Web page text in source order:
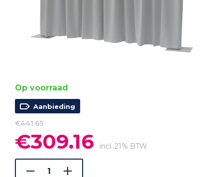
Op voorraad
Aanbieding
€441.65
Oorspronkelijke
prijs
was:
€441.65.
€309.16 prijs
incl. 21% BTW